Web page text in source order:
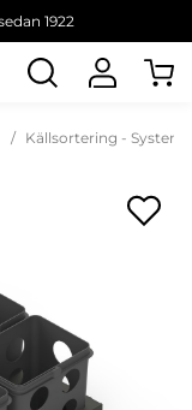
1922
Källsortering - System